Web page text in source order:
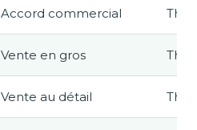
Accord commercial The
Vente en gros
Vente au détail The